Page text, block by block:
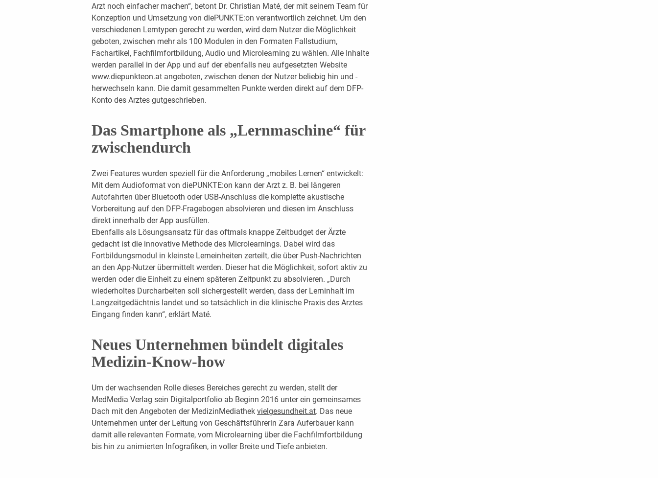
Arzt noch einfacher machen“, betont Dr. Christian Maté, der mit seinem Team für
Konzeption und Umsetzung von diePUNKTE:on verantwortlich zeichnet. Um den
verschiedenen Lerntypen gerecht zu werden, wird dem Nutzer die Möglichkeit
geboten, zwischen mehr als 100 Modulen in den Formaten Fallstudium,
Fachartikel, Fachfilmfortbildung, Audio und Micro­learning zu wählen. Alle Inhalte
werden parallel in der App und auf der ebenfalls neu aufgesetzten Website
www.diepunkteon.at angeboten, zwischen denen der Nutzer beliebig hin und ­
herwechseln kann. Die damit gesammelten Punkte werden direkt auf dem DFP-
Konto des Arztes gutgeschrieben.
Das Smartphone als „Lernmaschine“ für
zwischendurch
Zwei Features wurden speziell für die Anforderung „mobiles Lernen“ entwickelt:
Mit dem Audioformat von diePUNKTE:on kann der Arzt z. B. bei längeren
Autofahrten über Bluetooth oder USB-Anschluss die komplette akustische
Vorbereitung auf den DFP-Fragebogen absolvieren und diesen im Anschluss
direkt innerhalb der App ausfüllen.
Ebenfalls als Lösungsansatz für das oftmals knappe Zeitbudget der Ärzte
gedacht ist die innovative Methode des Microlearnings. Dabei wird das
Fortbildungsmodul in kleinste Lerneinheiten zerteilt, die über Push-Nachrichten
an den App-Nutzer ­übermittelt werden. Dieser hat die Möglichkeit, sofort aktiv zu
werden oder die Einheit zu einem späteren Zeitpunkt zu absolvieren. „Durch
wiederholtes Durcharbeiten soll sichergestellt werden, dass der Lerninhalt im
Langzeitgedächtnis landet und so tatsächlich in die klinische Praxis des Arztes
Eingang finden kann“, erklärt Maté.
Neues Unternehmen bündelt digitales
Medizin-Know-how
Um der wachsenden Rolle dieses Bereiches gerecht zu werden, stellt der
MedMedia Verlag sein Digitalportfolio ab Beginn 2016 unter ein gemeinsames
Dach mit den Angeboten der MedizinMediathek vielgesundheit.at. Das neue
Unternehmen unter der Leitung von Geschäftsführerin Zara ­Auferbauer kann
damit alle relevanten Formate, vom Microlearning über die Fachfilmfortbildung
bis hin zu animierten Infografiken, in voller Breite und Tiefe anbieten.